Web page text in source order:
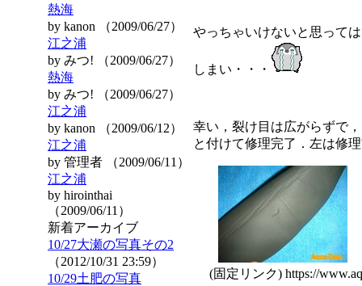
熱海
by kanon （2009/06/27）
江之浦
by みつ! （2009/06/27）
熱海
by みつ! （2009/06/27）
江之浦
by kanon （2009/06/12）
江之浦
by 管理者 （2009/06/11）
江之浦
by hirointhai
（2009/06/11）
新着アーカイブ
10/27大瀬の写真その2
（2012/10/31 23:59）
10/29土肥の写真
やっちゃいけないと思って
しまい・・・
幸い，裂け目は広がらずで
と付けて修理完了．左は修
(固定リンク) https://